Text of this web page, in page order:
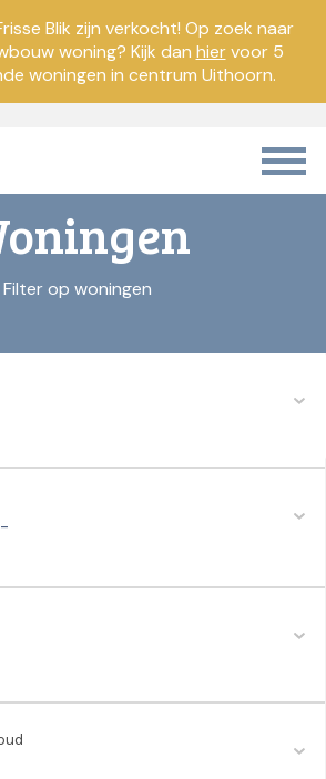
Blik zijn verkocht! Op zoek naar
woning? Kijk dan hiervoor 5
woningen in centrum Uithoorn.
Filter op woningen